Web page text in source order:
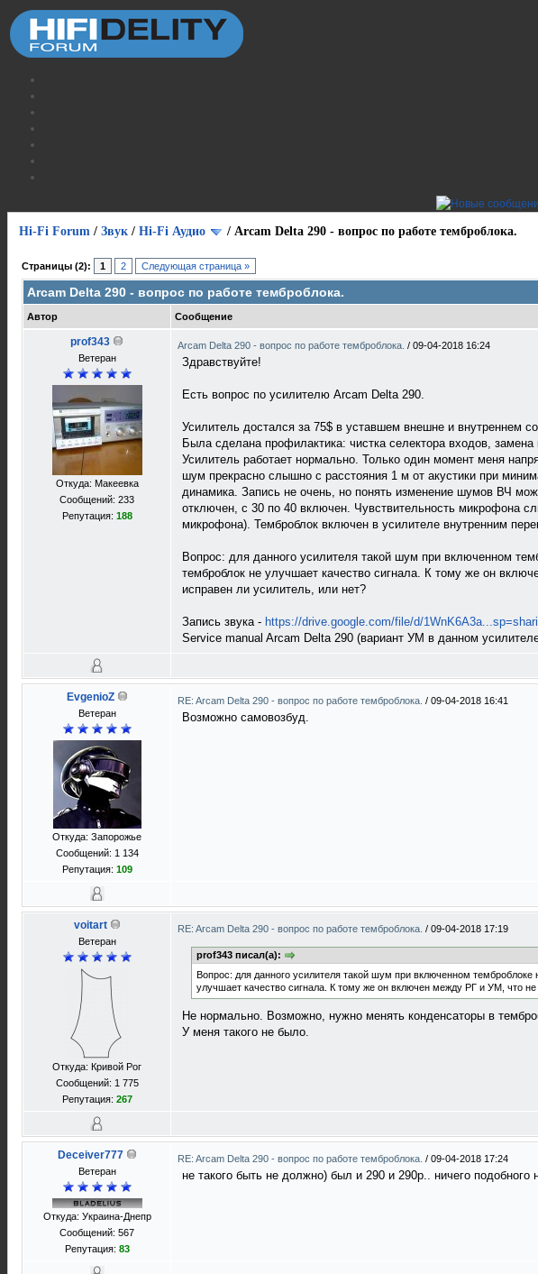
Hi-Fi Forum / Звук / Hi-Fi Аудио / Arcam Delta 290 - вопрос по работе темброблока.
Страницы (2): 1 2 Следующая страница »
Arcam Delta 290 - вопрос по работе темброблока.
Автор Сообщение
prof343
Ветеран
Откуда: Макеевка
Сообщений: 233
Репутация: 188
Arcam Delta 290 - вопрос по работе темброблока. / 09-04-2018 16:24
Здравствуйте!
Есть вопрос по усилителю Arcam Delta 290.
Усилитель достался за 75$ в уставшем внешне и внутреннем
Была сделана профилактика: чистка селектора входов,
Усилитель работает нормально. Только один момент меня
шум прекрасно слышно с расстояния 1 м от акустики при
динамика. Запись не очень, но понять изменение шумов ВЧ
отключен, с 30 по 40 включен. Чувствительность микрофона
микрофона). Темброблок включен в усилителе внутренним
Вопрос: для данного усилителя такой шум при включенном
темброблок не улучшает качество сигнала. К тому же он
исправен ли усилитель, или нет?
Запись звука - https://drive.google.com/file/d/
Service manual Arcam Delta 290 (вариант УМ в данном
EvgenioZ
Ветеран
Откуда: Запорожье
Сообщений: 1 134
Репутация: 109
RE: Arcam Delta 290 - вопрос по работе темброблока. / 09-04-2018 16:41
Возможно самовозбуд.
voitart
Ветеран
Откуда: Кривой Рог
Сообщений: 1 775
Репутация: 267
RE: Arcam Delta 290 - вопрос по работе темброблока. / 09-04-2018 17:19
prof343 писал(а):
Вопрос: для данного усилителя такой шум при включенном
улучшает качество сигнала. К тому же он включен между РГ и УМ, что
Не нормально. Возможно, нужно менять конденсаторы в
У меня такого не было.
Deceiver777
Ветеран
Откуда: Украина-Днепр
Сообщений: 567
Репутация: 83
RE: Arcam Delta 290 - вопрос по работе темброблока. / 09-04-2018 17:24
не такого быть не должно) был и 290 и 290р.. ничего подобного